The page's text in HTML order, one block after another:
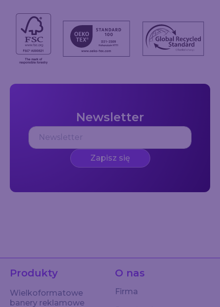
Newsletter
Zapisz się
Produkty
Wielkoformatowe
banery reklamowe
O nas
Firma